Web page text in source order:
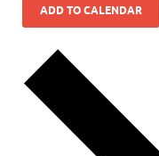
ADD TO CALENDAR